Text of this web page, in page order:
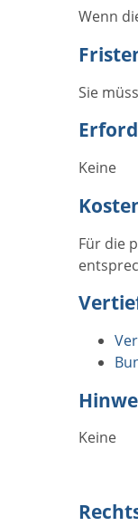
Wenn
Sie
Keine
Für die
Keine